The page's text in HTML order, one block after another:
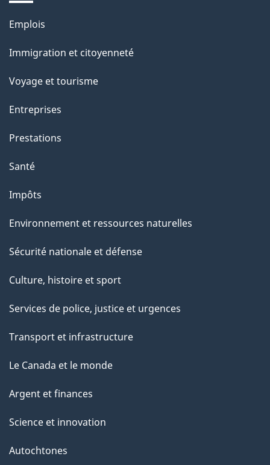
Thèmes
sujets
Emplois
Immigration et citoyenneté
Voyage et tourisme
Entreprises
Prestations
Santé
Impôts
Environnement et ressources naturelles
Sécurité nationale et défense
Culture, histoire et sport
Services de police, justice et urgences
Transport et infrastructure
Le Canada et le monde
Argent et finances
Science et innovation
Autochtones